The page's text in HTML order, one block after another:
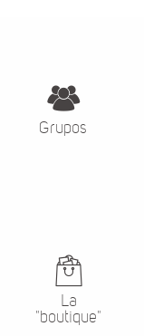
Grupos
La
"boutique"